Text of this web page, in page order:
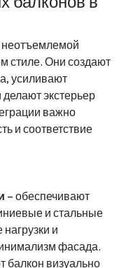
стиле. Они создают
усиливают
делают экстерьер
важно
и соответствие
– обеспечивают
и стальные
и
фасада.
балкон визуально